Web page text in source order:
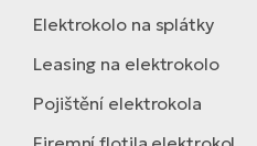
Elektrokolo na splátky
Leasing na elektrokolo
Pojištění elektrokola